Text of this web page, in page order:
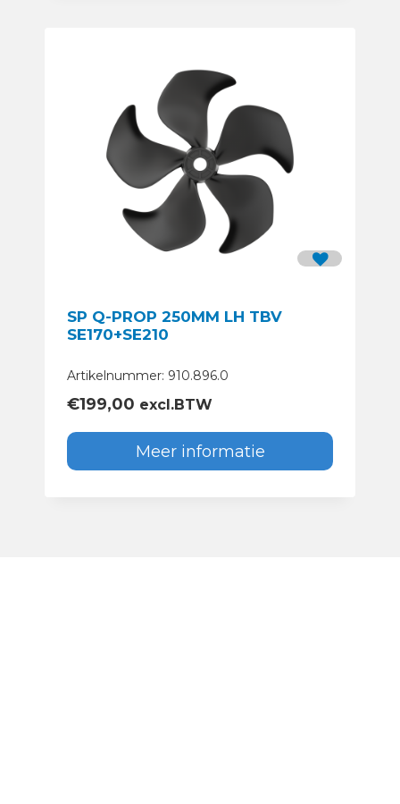
SP Q-PROP 250MM LH TBV
SE170+SE210
Artikelnummer: 910.896.0
€199,00 excl.BTW
Meer informatie